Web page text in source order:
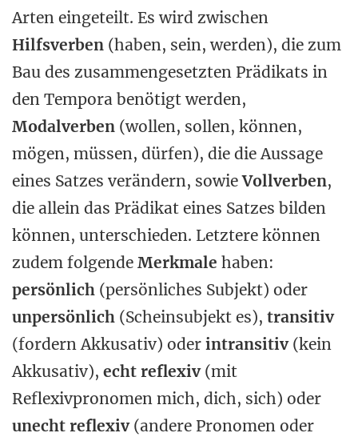
Arten eingeteilt. Es wird zwischen
Hilfsverben (haben, sein, werden), die zum
Bau des zusammengesetzten Prädikats in
den Tempora benötigt werden,
Modalverben (wollen, sollen, können,
mögen, müssen, dürfen), die die Aussage
eines Satzes verändern, sowieVollverben,
die allein das Prädikat eines Satzes bilden
können, unterschieden. Letztere können
zudem folgende Merkmale haben:
persönlich (persönliches Subjekt) oder
unpersönlich (Scheinsubjekt es), transitiv
(fordern Akkusativ) oder intransitiv(kein
Akkusativ), echt reflexiv(mit
Reflexivpronomen mich, dich, sich) oder
unecht reflexiv(andere Pronomen oder